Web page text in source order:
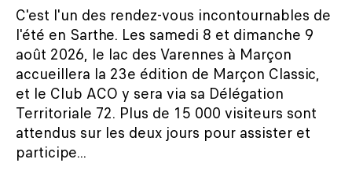
C'est l'un des rendez-vous incontournables de
l'été en Sarthe. Les samedi 8 et dimanche 9
août 2026, le lac des Varennes à Marçon
accueillera la 23e édition de Marçon Classic,
et le Club ACO y sera via sa Délégation
Territoriale 72. Plus de 15 000 visiteurs sont
attendus sur les deux jours pour assister et
participe...